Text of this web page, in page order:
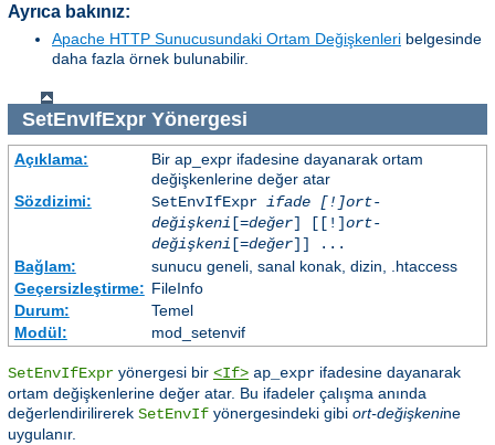
Ayrıca bakınız:
Apache HTTP Sunucusundaki Ortam Değişkenleri belgesinde
daha fazla örnek bulunabilir.
SetEnvIfExprYönergesi
Açıklama:
Bir ap_expr ifadesine dayanarak ortam
değişkenlerine değer atar
Sözdizimi:
SetEnvIfExpr ifade [!]ort-
değişkeni [=değer] [[!]ort-
değişkeni [=değer]] ...
Bağlam:
sunucu geneli, sanal konak, dizin, .htaccess
Geçersizleştirme: FileInfo
Durum:
Temel
Modül:
mod_setenvif
SetEnvIfExpr yönergesi bir <If> ap_expr ifadesine dayanarak
ortam değişkenlerine değer atar. Bu ifadeler çalışma anında
değerlendirilirerek SetEnvIf yönergesindeki gibi ort-değişkenine
uygulanır.